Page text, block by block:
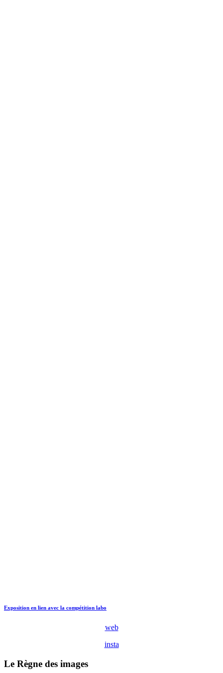
Exposition en lien avec la compétition labo
web
insta
Le Règne des images